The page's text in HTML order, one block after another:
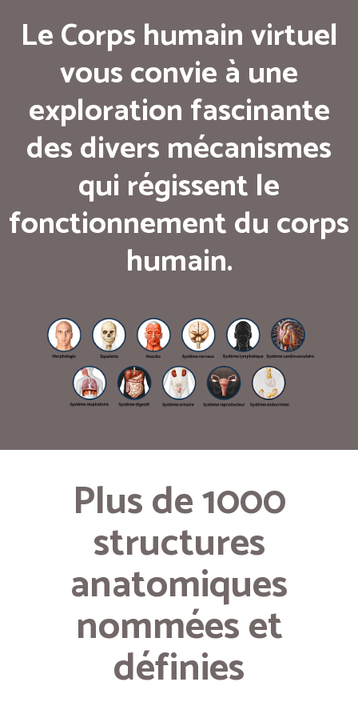
Le Corps humain virtuel
vous convie à une
exploration fascinante
des divers mécanismes
qui régissent le
fonctionnement du corps
humain.
Plus de 1000
structures
anatomiques
nommées et
définies